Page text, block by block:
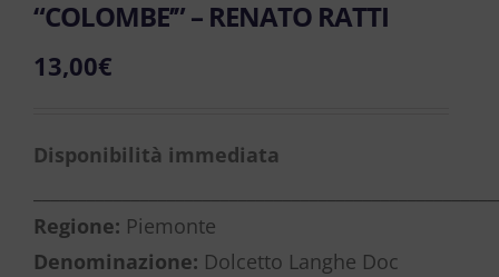
“COLOMBE’” – RENATO RATTI
13,00€
Disponibilità immediata
Regione: Piemonte
Denominazione: Dolcetto Langhe Doc